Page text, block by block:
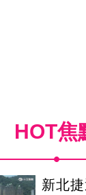
HOT焦
新北